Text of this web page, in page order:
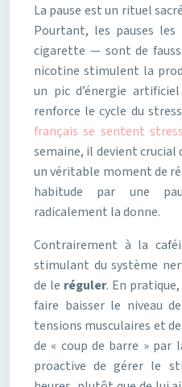
La pause est un rituel
Pourtant, les pauses
cigarette — sont de
nicotine stimulent la
un pic d’énergie
renforce le cycle du
français se sentent
semaine, il devient
un véritable moment de
habitude par une
radicalement la donne.
Contrairement à la
stimulant du système
de le réguler. En
faire baisser le niveau
tensions musculaires et
de « coup de barre » par
proactive de gérer le